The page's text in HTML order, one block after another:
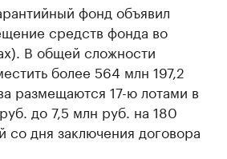
фонд объявил
средств фонда во
В общей сложности
более 564 млн 197,2
размещаются 17-ю лотами в
до 7,5 млн руб. на 180
со дня заключения договора